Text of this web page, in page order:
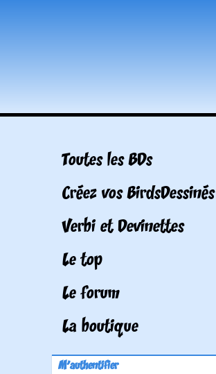
Toutes les BDs
Créez vos BirdsDessinés
Verbi et Devinettes
Le top
Le forum
La boutique
M'authentifier